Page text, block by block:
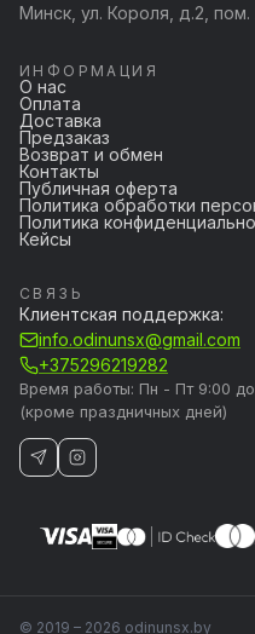
Минск, ул. Короля, д.2, пом.
ИНФОРМАЦИЯ
О нас
Оплата
Доставка
Предзаказ
Возврат и обмен
Контакты
Публичная оферта
Политика обработки
Политика
Кейсы
СВЯЗЬ
Клиентская поддержка:
info.odinunsx@gmail.com
+375296219282
Время работы: Пн - Пт 9:00 до
(кроме праздничных дней)
© 2019 – 2026 odinunsx.by